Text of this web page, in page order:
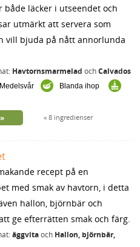
både läcker i utseendet och
utmärkt att servera som
vill bjuda på nått annorlunda
Havtornsmarmelad ochCalvados
Medelsvår
Blanda ihop
8 ingredienser
recept på en
med smak av havtorn, i detta
hallon, björnbär och
ge efterrätten smak och färg.
äggvitaoch Hallon, björnbär,